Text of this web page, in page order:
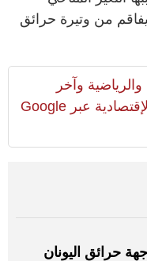
من وتيرة حرائق
والرياضية وآخر
المستجدات السياسية والإقتصادية عبر Google
حرائق اليونان